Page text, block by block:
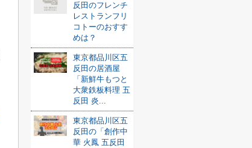
反田のフレンチ
レストランフリ
コトーのおすす
めは？
東京都品川区五
反田の居酒屋
「新鮮牛もつと
大衆鉄板料理 五
反田 炎...
東京都品川区五
反田の「創作中
華 火鳳 五反田